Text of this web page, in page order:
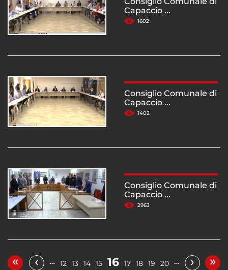
Capaccio ...
1602
Consiglio Comunale di
Capaccio ...
1402
Consiglio Comunale di
Capaccio ...
2963
« ‹ … 12 13 14 15 16 17 18 19 20 … › »